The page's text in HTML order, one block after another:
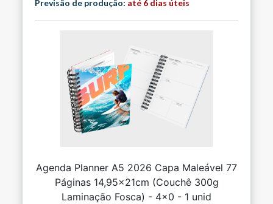
Previsão de produção: até 6 dias úteis
Agenda Planner A5 2026 Capa Maleável 77
Páginas 14,95x21cm (Couchê 300g
Laminação Fosca) - 4x0 - 1 unid